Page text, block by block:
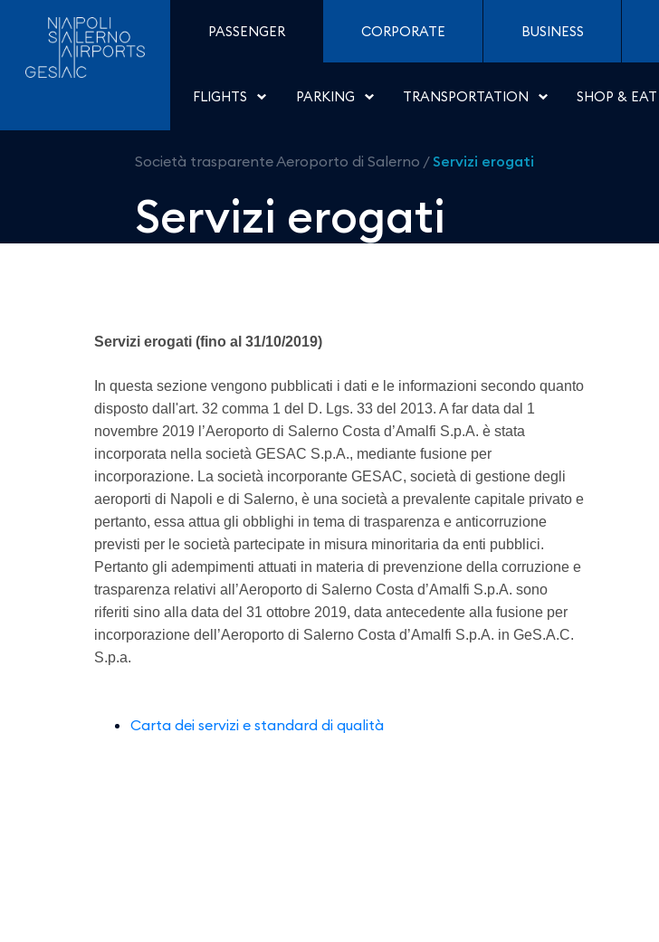
Skip to Content
Servizi erogati - Aeroporti di Napoli
PASSENGER CORPORATE BUSINESS
FLIGHTS PARKING TRANSPORTATION SHOP & EAT
Società trasparente Aeroporto di Salerno / Servizi erogati
Servizi erogati
Servizi erogati (fino al 31/10/2019)
In questa sezione vengono pubblicati i dati e le informazioni secondo quanto
disposto dall'art. 32 comma 1 del D. Lgs. 33 del 2013. A far data dal 1
novembre 2019 l’Aeroporto di Salerno Costa d’Amalfi S.p.A. è stata
incorporata nella società GESAC S.p.A., mediante fusione per
incorporazione. La società incorporante GESAC, società di gestione degli
aeroporti di Napoli e di Salerno, è una società a prevalente capitale privato e
pertanto, essa attua gli obblighi in tema di trasparenza e anticorruzione
previsti per le società partecipate in misura minoritaria da enti pubblici.
Pertanto gli adempimenti attuati in materia di prevenzione della corruzione e
trasparenza relativi all’Aeroporto di Salerno Costa d’Amalfi S.p.A. sono
riferiti sino alla data del 31 ottobre 2019, data antecedente alla fusione per
incorporazione dell’Aeroporto di Salerno Costa d’Amalfi S.p.A. in GeS.A.C.
S.p.a.
Carta dei servizi e standard di qualità